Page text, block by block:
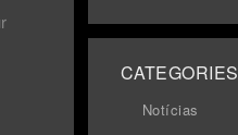
CATEGORIES
Notícias